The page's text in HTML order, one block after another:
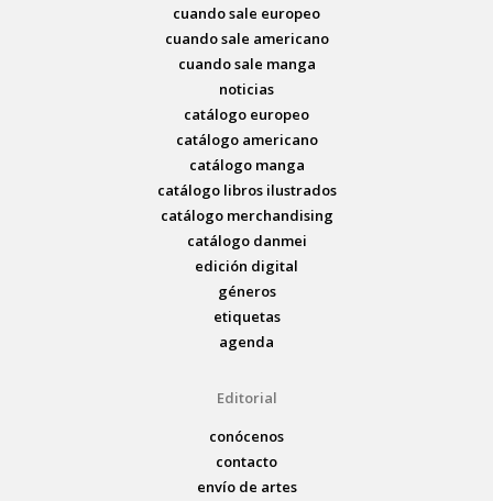
cuando sale europeo
cuando sale americano
cuando sale manga
noticias
catálogo europeo
catálogo americano
catálogo manga
catálogo libros ilustrados
catálogo merchandising
catálogo danmei
edición digital
géneros
etiquetas
agenda
Editorial
conócenos
contacto
envío de artes